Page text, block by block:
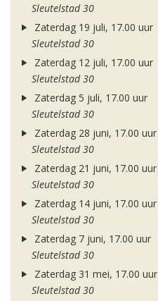
Sleutelstad 30
Zaterdag 19 juli, 17.00 uur
Sleutelstad 30
Zaterdag 12 juli, 17.00 uur
Sleutelstad 30
Zaterdag 5 juli, 17.00 uur
Sleutelstad 30
Zaterdag 28 juni, 17.00 uur
Sleutelstad 30
Zaterdag 21 juni, 17.00 uur
Sleutelstad 30
Zaterdag 14 juni, 17.00 uur
Sleutelstad 30
Zaterdag 7 juni, 17.00 uur
Sleutelstad 30
Zaterdag 31 mei, 17.00 uur
Sleutelstad 30